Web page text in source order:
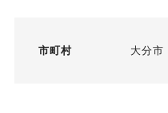
市町村 大分市